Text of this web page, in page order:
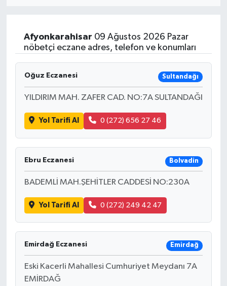
Afyonkarahisar 09 Ağustos 2026 Pazar
nöbetçi eczane adres, telefon ve konumları
Oğuz Eczanesi Sultandağı
YILDIRIM MAH. ZAFER CAD. NO:7A SULTANDAĞI
Yol Tarifi Al 0 (272) 656 27 46
Ebru Eczanesi Bolvadin
BADEMLİ MAH.ŞEHİTLER CADDESİ NO:230A
Yol Tarifi Al 0 (272) 249 42 47
Emirdağ Eczanesi Emirdağ
Eski Kacerli Mahallesi Cumhuriyet Meydanı 7A
EMİRDAĞ
Sağlık
Magazin
Gündem
Kültür & Sanat
Teknoloji
Bilim
Genel
Bilim, Teknoloji